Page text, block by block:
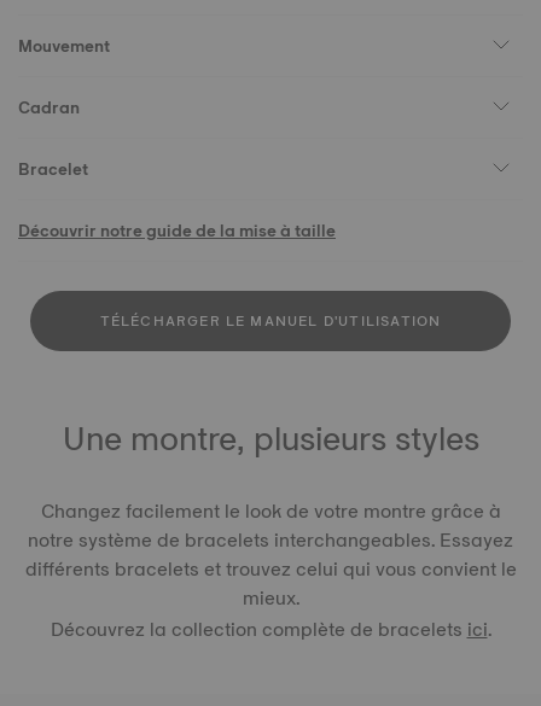
Mouvement
Cadran
Bracelet
Découvrir notre guide de la mise à taille
TÉLÉCHARGER LE MANUEL D'UTILISATION
Une montre, plusieurs styles
Changez facilement le look de votre montre grâce à
notre système de bracelets interchangeables. Essayez
différents bracelets et trouvez celui qui vous convient le
mieux.
Découvrez la collection complète de braceletsici.